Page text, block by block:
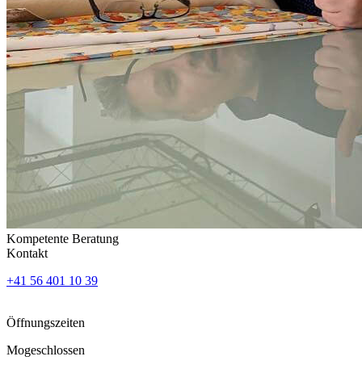
Kompetente Beratung
Kontakt
+41 56 401 10 39
Öffnungszeiten
Mogeschlossen